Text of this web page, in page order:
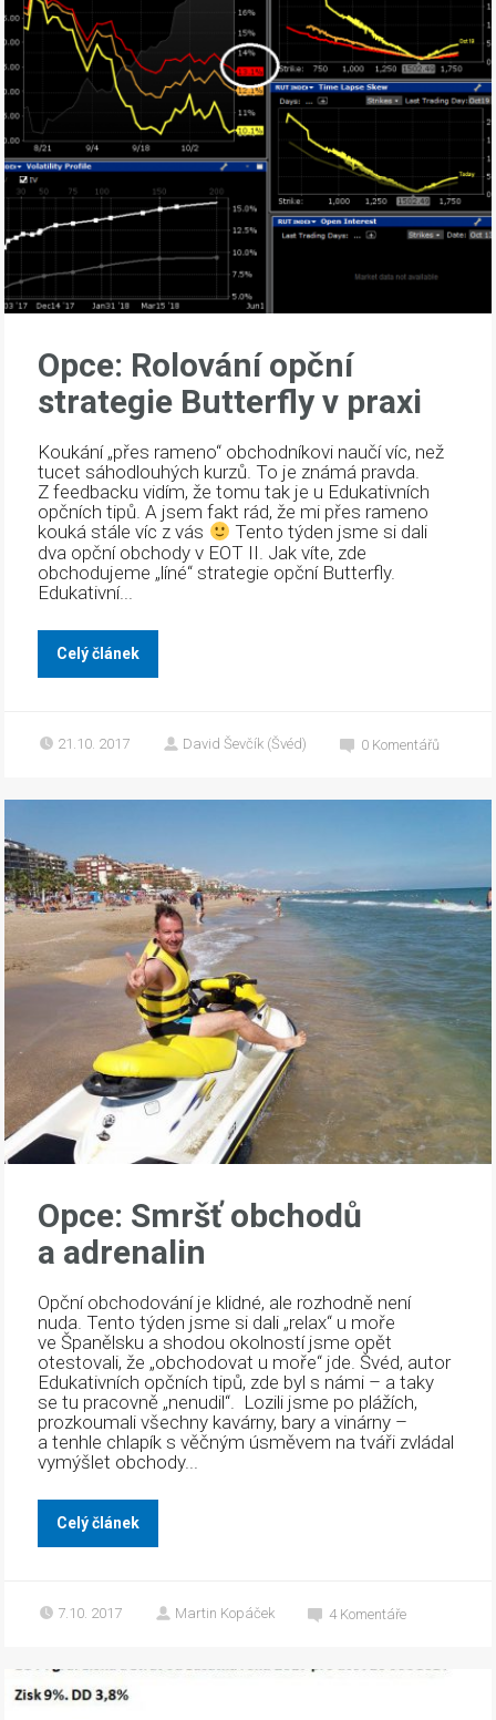
Opce: Rolování opční
strategie Butterfly v praxi
Koukání „přes rameno“ obchodníkovi naučí víc, než
tucet sáhodlouhých kurzů. To je známá pravda.
Z feedbacku vidím, že tomu tak je u Edukativních
opčních tipů. A jsem fakt rád, že mi přes rameno
kouká stále víc z vás
Tento týden jsme si dali
dva opční obchody v EOT II. Jak víte, zde
obchodujeme „líné“ strategie opční Butterfly.
Edukativní...
Celý článek
21.10. 2017 David Ševčík (Švéd) 0 Komentářů
Opce: Smršť obchodů
a adrenalin
Opční obchodování je klidné, ale rozhodně není
nuda. Tento týden jsme si dali „relax“ u moře
ve Španělsku a shodou okolností jsme opět
otestovali, že „obchodovat u moře“ jde. Švéd, autor
Edukativních opčních tipů, zde byl s námi – a taky
se tu pracovně „nenudil“. Lozili jsme po plážích,
prozkoumali všechny kavárny, bary a vinárny –
a tenhle chlapík s věčným úsměvem na tváři zvládal
vymýšlet obchody...
Celý článek
7.10. 2017 Martin Kopáček 4 Komentáře